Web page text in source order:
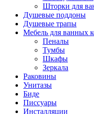
Шторки для
Душевые поддоны
Душевые трапы
Мебель для ванных
Пеналы
Тумбы
Шкафы
Зеркала
Раковины
Унитазы
Биде
Писсуары
Инсталляции